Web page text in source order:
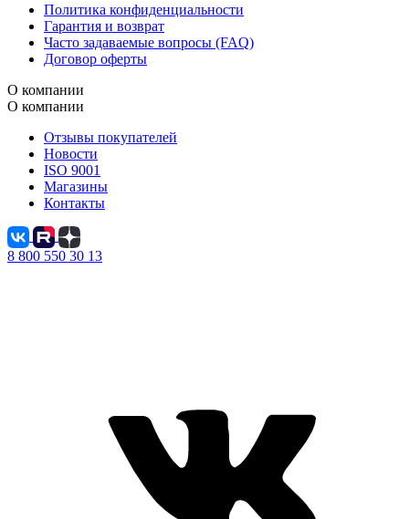
Политика конфиденциальности
Гарантия и возврат
Часто задаваемые вопросы (FAQ)
Договор оферты
О компании
О компании
Отзывы покупателей
Новости
ISO 9001
Магазины
Контакты
8 800 550 30 13